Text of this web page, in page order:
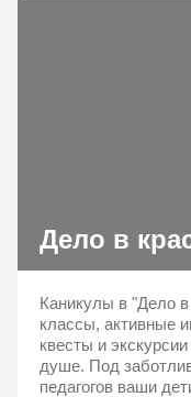
Дело в
Каникулы в "Дело в
классы, активные
квесты и
душе. Под
педагогов ваши